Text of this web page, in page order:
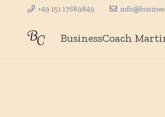
+49 151 17689849
BusinessCoach